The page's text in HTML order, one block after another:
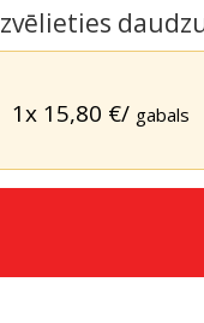
1x 15,80 €/ gabals